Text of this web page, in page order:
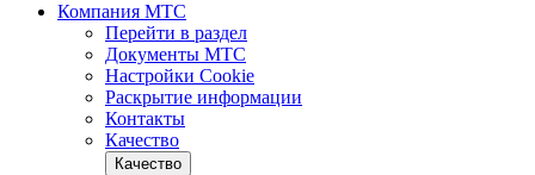
Компания МТС
Перейти в раздел
Документы МТС
Настройки Cookie
Раскрытие информации
Контакты
Качество
Качество